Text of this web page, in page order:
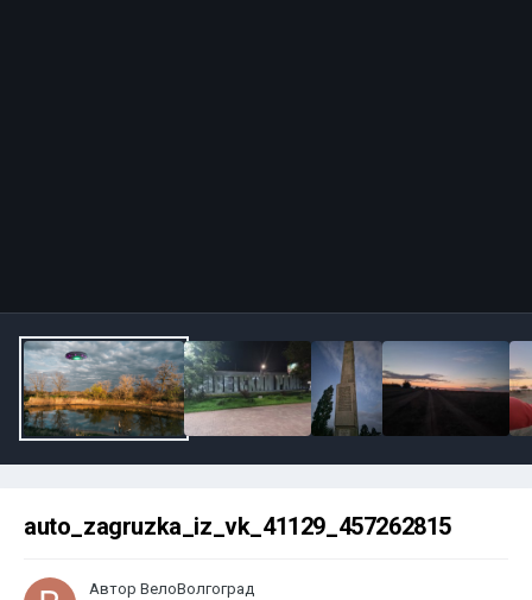
auto_zagruzka_iz_vk_41129_457262815
Автор ВелоВолгоград